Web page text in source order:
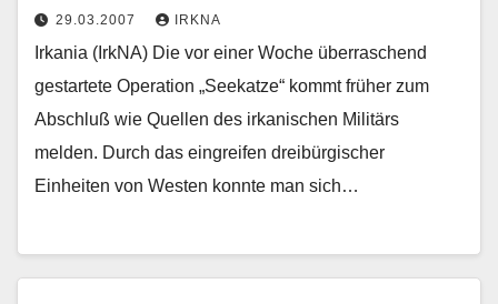
29.03.2007 IRKNA
Irkania (IrkNA) Die vor einer Woche überraschend
gestartete Operation „Seekatze“ kommt früher zum
Abschluß wie Quellen des irkanischen Militärs
melden. Durch das eingreifen dreibürgischer
Einheiten von Westen konnte man sich…